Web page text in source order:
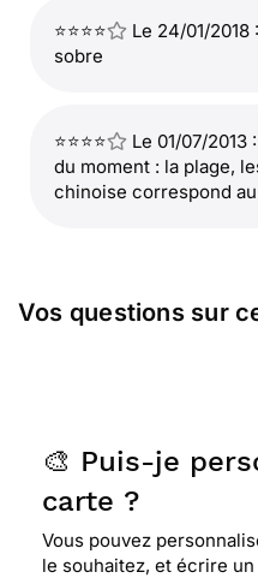
⭐⭐⭐⭐
Le 24/01/
sobre
⭐⭐⭐⭐
Le 01/07/
du moment : la plage,
chinoise correspond
Vos questions sur
🎨 Puis-je
carte ?
Vous pouvez
le souhaitez, et écrire